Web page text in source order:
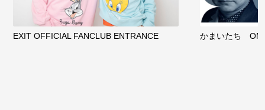
EXIT OFFICIAL FANCLUB ENTRANCE かまいたち